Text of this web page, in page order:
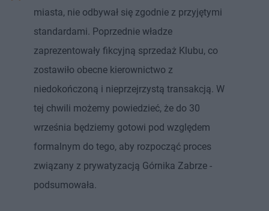
miasta, nie odbywał się zgodnie z przyjętymi
standardami. Poprzednie władze
zaprezentowały fikcyjną sprzedaż Klubu, co
zostawiło obecne kierownictwo z
niedokończoną i nieprzejrzystą transakcją. W
tej chwili możemy powiedzieć, że do 30
września będziemy gotowi pod względem
formalnym do tego, aby rozpocząć proces
związany z prywatyzacją Górnika Zabrze -
podsumowała.